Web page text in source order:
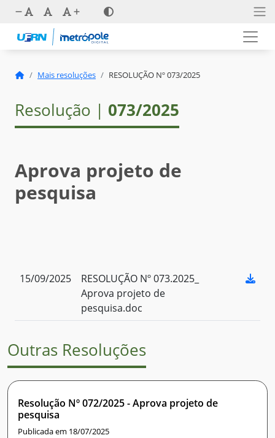
Mais resoluções RESOLUÇÃO Nº 073/2025
Resolução | 073/2025
Aprova projeto de
pesquisa
15/09/2025
RESOLUÇÃO Nº 073.2025_
Aprova projeto de
pesquisa.doc
Outras Resoluções
Resolução Nº 072/2025 - Aprova projeto de
pesquisa
Publicada em 18/07/2025